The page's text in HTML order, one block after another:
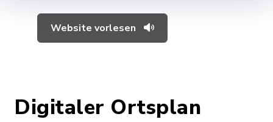
Website vorlesen
Digitaler Ortsplan